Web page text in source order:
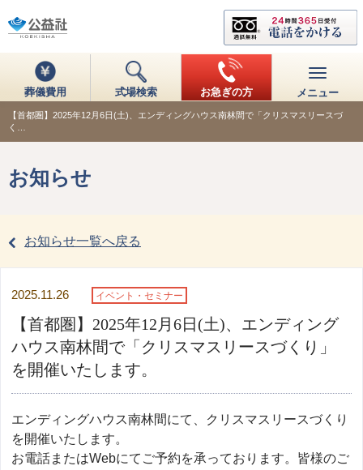
葬儀費用 式場検索 お急ぎの方 メニュー
【首都圏】2025年12月6日(土)、エンディングハウス南林間で「クリスマスリースづ
く…
お知らせ
お知らせ一覧へ戻る
2025.11.26 イベント・セミナー
【首都圏】2025年12月6日(土)、エンディング
ハウス南林間で「クリスマスリースづくり」
を開催いたします。
エンディングハウス南林間にて、クリスマスリースづくり
を開催いたします。
お電話またはWebにてご予約を承っております。皆様のご